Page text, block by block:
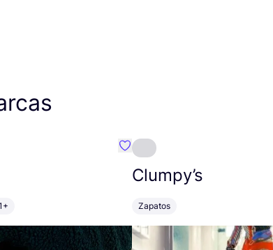
Favoritos {nombre}
Clumpy’s
Zapatos